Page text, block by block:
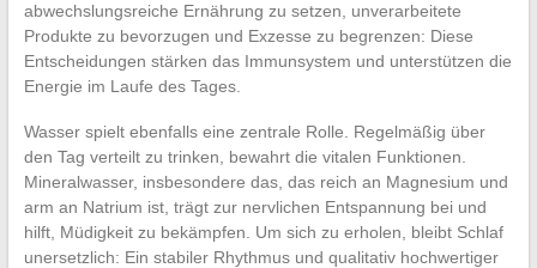
abwechslungsreiche Ernährung zu setzen, unverarbeitete
Produkte zu bevorzugen und Exzesse zu begrenzen: Diese
Entscheidungen stärken das Immunsystem und unterstützen die
Energie im Laufe des Tages.
Wasser spielt ebenfalls eine zentrale Rolle. Regelmäßig über
den Tag verteilt zu trinken, bewahrt die vitalen Funktionen.
Mineralwasser, insbesondere das, das reich an Magnesium und
arm an Natrium ist, trägt zur nervlichen Entspannung bei und
hilft, Müdigkeit zu bekämpfen. Um sich zu erholen, bleibt Schlaf
unersetzlich: Ein stabiler Rhythmus und qualitativ hochwertiger